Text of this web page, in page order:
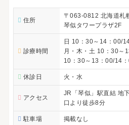
住所
〒063-0812 北海道札
琴似タワープラザ2F
診療時間
日 10：30～14：00/
月・木・土 10：30～
10：30～13：00/14
休診日 火・水
アクセス
JR「琴似」駅直結 地
口より徒歩8分
駐車場 掲載なし